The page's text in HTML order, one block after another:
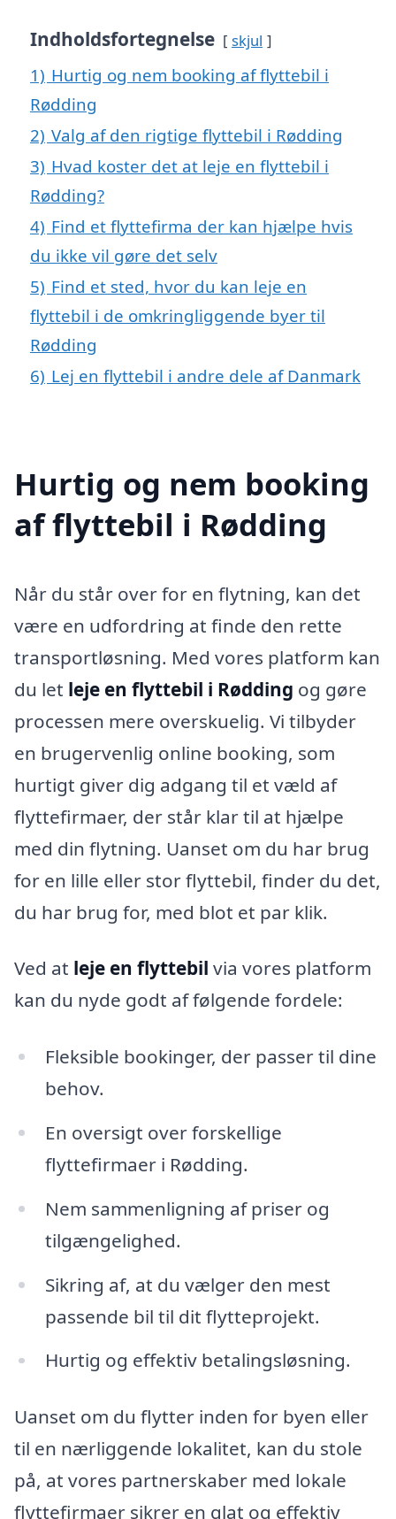
Indholdsfortegnelse skjul
1) Hurtig og nem booking af flyttebil i
Rødding
2) Valg af den rigtige flyttebil i Rødding
3) Hvad koster det at leje en flyttebil i
Rødding?
4) Find et flyttefirma der kan hjælpe hvis
du ikke vil gøre det selv
5) Find et sted, hvor du kan leje en
flyttebil i de omkringliggende byer til
Rødding
6) Lej en flyttebil i andre dele af Danmark
Hurtig og nem booking
af flyttebil i Rødding
Når du står over for en flytning, kan det
være en udfordring at finde den rette
transportløsning. Med vores platform kan
du let leje en flyttebil i Rødding og gøre
processen mere overskuelig. Vi tilbyder
en brugervenlig online booking, som
hurtigt giver dig adgang til et væld af
flyttefirmaer, der står klar til at hjælpe
med din flytning. Uanset om du har brug
for en lille eller stor flyttebil, finder du det,
du har brug for, med blot et par klik.
Ved at leje en flyttebil via vores platform
kan du nyde godt af følgende fordele:
Fleksible bookinger, der passer til dine
behov.
En oversigt over forskellige
flyttefirmaer i Rødding.
Nem sammenligning af priser og
tilgængelighed.
Sikring af, at du vælger den mest
passende bil til dit flytteprojekt.
Hurtig og effektiv betalingsløsning.
Uanset om du flytter inden for byen eller
til en nærliggende lokalitet, kan du stole
på, at vores partnerskaber med lokale
flyttefirmaer sikrer en glat og effektiv